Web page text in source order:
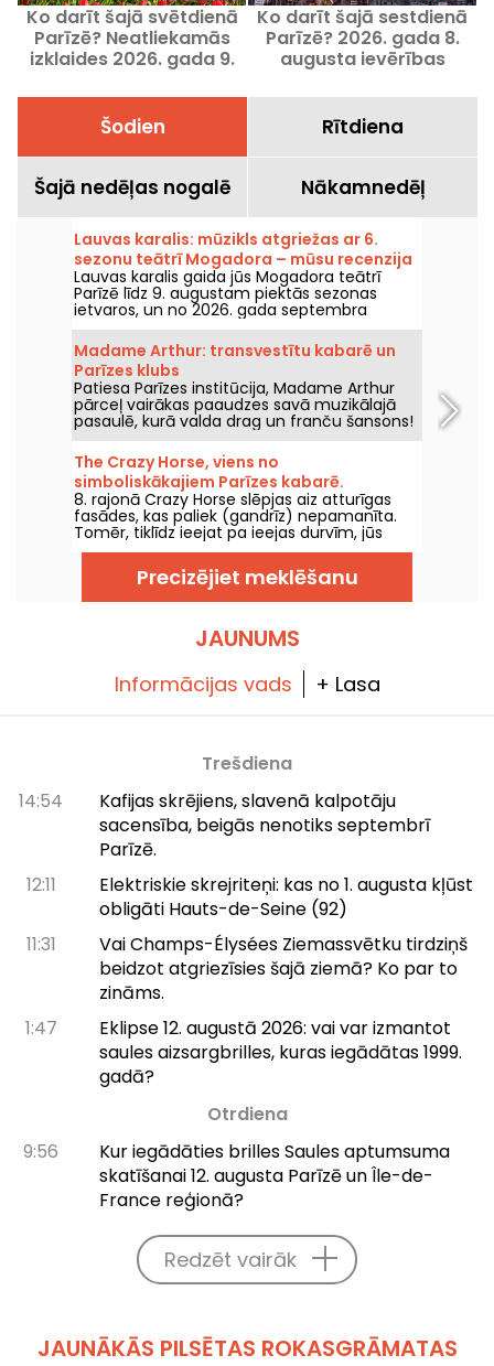
Ko darīt šajā svētdienā
Parīzē? Neatliekamās
izklaides 2026. gada 9.
Ko darīt šajā sestdienā
Parīzē? 2026. gada 8.
augusta ievērības
Šodien Rītdiena
Šajā nedēļas nogalē Nākamnedēļ
Lauvas karalis: mūzikls atgriežas ar 6.
sezonu teātrī Mogadora – mūsu recenzija
Lauvas karalis gaida jūs Mogadora teātrī
Parīzē līdz 9. augustam piektās sezonas
ietvaros, un no 2026. gada septembra
uzsāks sestās sezonas, vairāk nekā desmit
gadus pēc pēdējās izrādes šajā Parīzes zālē.
Mēs to esam redzējuši, jums visu pastāstām!
Madame Arthur: transvestītu kabarē un
Parīzes klubs
Patiesa Parīzes institūcija, Madame Arthur
pārceļ vairākas paaudzes savā muzikālajā
pasaulē, kurā valda drag un franču šansons!
The Crazy Horse, viens no
simboliskākajiem Parīzes kabarē.
8. rajonā Crazy Horse slēpjas aiz atturīgas
fasādes, kas paliek (gandrīz) nepamanīta.
Tomēr, tiklīdz ieejat pa ieejas durvīm, jūs
pārcelsieties pavisam citā atmosfērā, jo jūs
varēsiet vērot brīnišķīgu šovu ar dejām,
priekšnesumiem un izgaismotu dekorāciju.
Precizējiet meklēšanu
JAUNUMS
Informācijas vads + Lasa
Trešdiena
14:54
Kafijas skrējiens, slavenā kalpotāju
sacensība, beigās nenotiks septembrī
Parīzē.
12:11
Elektriskie skrejriteņi: kas no 1. augusta kļūst
obligāti Hauts-de-Seine (92)
11:31
Vai Champs-Élysées Ziemassvētku tirdziņš
beidzot atgriezīsies šajā ziemā? Ko par to
zināms.
1:47
Eklipse 12. augustā 2026: vai var izmantot
saules aizsargbrilles, kuras iegādātas 1999.
gadā?
Otrdiena
9:56
Kur iegādāties brilles Saules aptumsuma
skatīšanai 12. augusta Parīzē un Île-de-
France reģionā?
Redzēt vairāk
JAUNĀKĀS PILSĒTAS ROKASGRĀMATAS